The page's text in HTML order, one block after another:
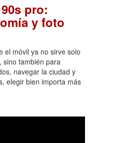
pro:
y foto
el móvil ya no sirve solo
sino también para
navegar la ciudad y
elegir bien importa más